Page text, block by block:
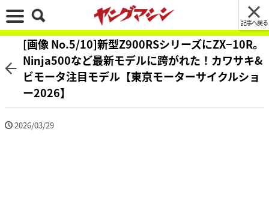
記事へ戻る
[画像 No.5/10]新型Z900RSシリーズにZX−10R。
Ninja500など最新モデルに跨がれた！カワサキ&
ビモータ注目モデル【東京モーターサイクルショ
ー2026】
2026/03/29